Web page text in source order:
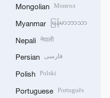
Mongolian Монгол
Myanmar မြန်မာဘာသာ
Nepali नेपाली
Persian فارسی
Polish Polski
Portuguese Português